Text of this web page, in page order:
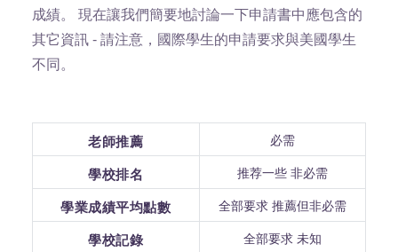
成績。 現在讓我們簡要地討論一下申請書中應包含的
其它資訊 - 請注意，國際學生的申請要求與美國學生
不同。
老師推薦 必需
學校排名 推荐一些 非必需
學業成績平均點數 全部要求 推薦但非必需
學校記錄 全部要求 未知